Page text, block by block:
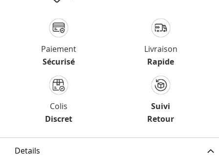
Paiement
Sécurisé
Livraison
Rapide
Colis
Discret
Suivi
Retour
Details